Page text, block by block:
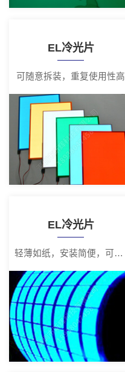
EL冷光片
可随意拆装，重复使用性高
EL冷光片
轻薄如纸，安装简便，可随意拆装